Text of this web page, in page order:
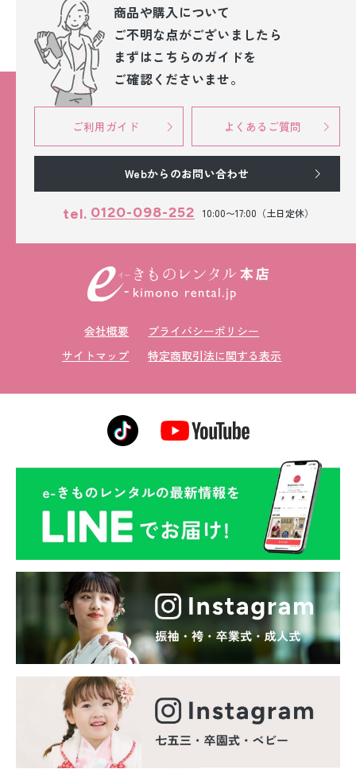
商品や購入について
ご不明な点がございましたら
まずはこちらのガイドを
ご確認くださいませ。
ご利用ガイド よくあるご質問
Webからのお問い合わせ
tel. 0120-098-252 10:00〜17:00（土日定休）
会社概要
プライバシーポリシー
サイトマップ
特定商取引法に関する表示